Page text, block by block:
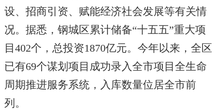
设、招商引资、赋能经济社会发展等有关情
况。据悉，钢城区累计储备“十五五”重大项
目402个，总投资1870亿元。今年以来，全区
已有69个谋划项目成功录入全市项目全生命
周期推进服务系统，入库数量位居全市前
列。